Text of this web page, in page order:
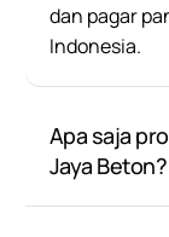
dan pagar
Indonesia.
Apa saja
Jaya Beton?